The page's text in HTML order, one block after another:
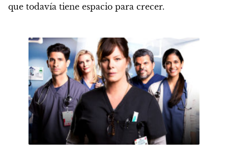
que todavía tiene espacio para crecer.